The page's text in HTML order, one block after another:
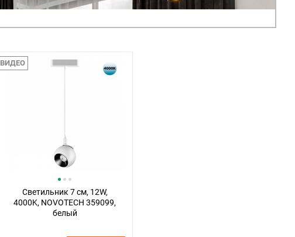
ВИДЕО
Светильник 7 см, 12W,
4000K, NOVOTECH 359099,
белый